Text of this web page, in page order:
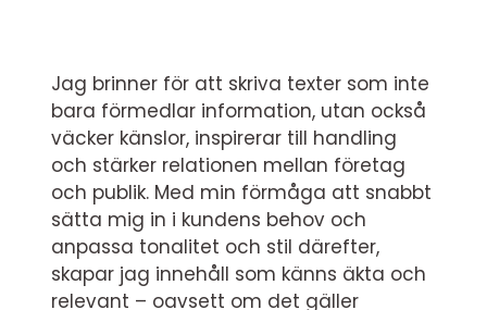
Jag brinner för att skriva texter som inte
bara förmedlar information, utan också
väcker känslor, inspirerar till handling
och stärker relationen mellan företag
och publik. Med min förmåga att snabbt
sätta mig in i kundens behov och
anpassa tonalitet och stil därefter,
skapar jag innehåll som känns äkta och
relevant – oavsett om det gäller